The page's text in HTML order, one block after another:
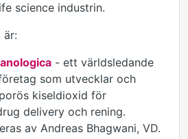
science industrin.
är:
- ett världsledande
som utvecklar och
kiseldioxid för
delivery och rening.
av Andreas Bhagwani, VD.